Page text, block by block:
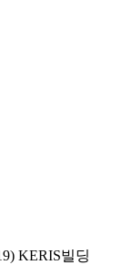
KERIS빌딩